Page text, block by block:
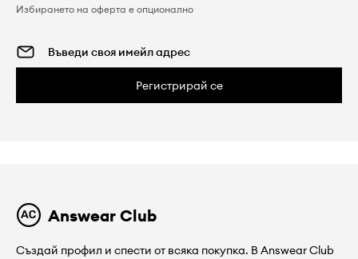
Избирането на оферта е опционално
Регистрирай се
Answear Club
Създай профил и спести от всяка покупка. В Answear Club